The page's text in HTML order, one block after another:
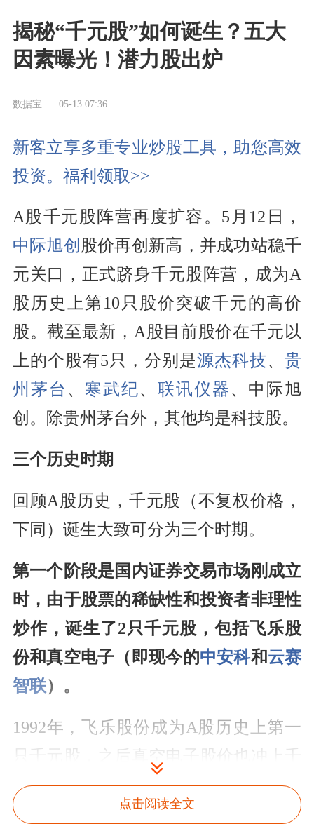
揭秘“千元股”如何诞生？五大
因素曝光！潜力股出炉
数据宝 05-13 07:36
新客立享多重专业炒股工具，助您高效
投资。福利领取>>
A股千元股阵营再度扩容。5月12日，
中际旭创 股价再创新高，并成功站稳千
元关口，正式跻身千元股阵营，成为A
股历史上第10只股价突破千元的高价
股。截至最新，A股目前股价在千元以
上的个股有5只，分别是源杰科技、贵
州茅台 、 寒武纪、 联讯仪器、中际旭
创。除贵州茅台外，其他均是科技股。
三个历史时期
回顾A股历史，千元股（不复权价格，
下同）诞生大致可分为三个时期。
第一个阶段是国内证券交易市场刚成立
时，由于股票的稀缺性和投资者非理性
炒作，诞生了2只千元股，包括飞乐股
份和真空电子（即现今的中安科和云赛
智联）。
1992年，飞乐股份成为A股历史上第一
只千元股，之后真空电子股价也冲上千
元。这2只股票均属于上交所1990年开
业时首批挂牌的“老八股”。彼时中国股
点击阅读全文